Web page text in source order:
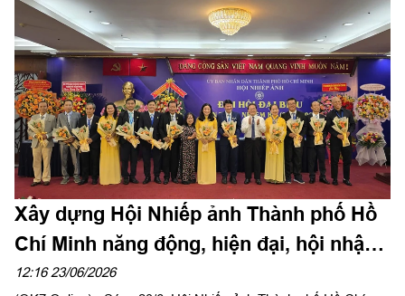
Định vinh dự mang tên Chủ tịch Hồ Chí Minh (2-7-1976 - 2-7-
2026).
Xây dựng Hội Nhiếp ảnh Thành phố Hồ
Chí Minh năng động, hiện đại, hội nhập
và phát triển
12:16 23/06/2026